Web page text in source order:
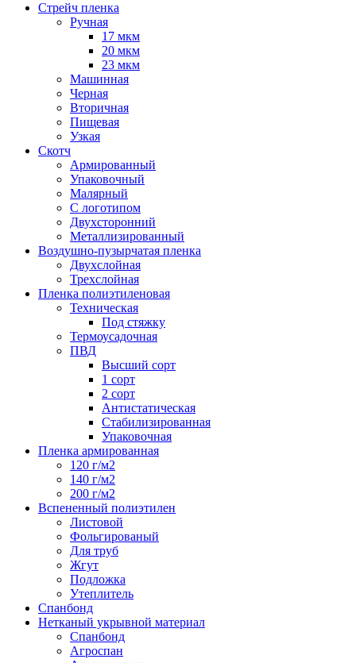
Стрейч пленка
Ручная
17 мкм
20 мкм
23 мкм
Машинная
Черная
Вторичная
Пищевая
Узкая
Скотч
Армированный
Упаковочный
Малярный
С логотипом
Двухсторонний
Металлизированный
Воздушно-пузырчатая пленка
Двухслойная
Трехслойная
Пленка полиэтиленовая
Техническая
Под стяжку
Термоусадочная
ПВД
Высший сорт
1 сорт
2 сорт
Антистатическая
Стабилизированная
Упаковочная
Пленка армированная
120 г/м2
140 г/м2
200 г/м2
Вспененный полиэтилен
Листовой
Фольгированый
Для труб
Жгут
Подложка
Утеплитель
Спанбонд
Нетканый укрывной материал
Спанбонд
Агроспан